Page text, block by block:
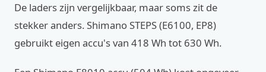
De laders zijn vergelijkbaar, maar soms zit de
stekker anders. Shimano STEPS (E6100, EP8)
gebruikt eigen accu's van 418 Wh tot 630 Wh.